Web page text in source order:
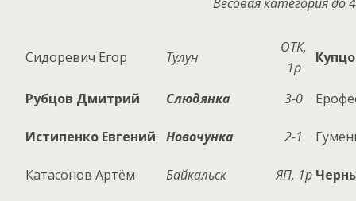
Весовая категория до
Сидоревич Егор Тулун
ОТК,
1р
Рубцов Дмитрий Слюдянка 3-0
Истипенко Евгений Новочунка 2-1
Катасонов Артём Байкальск ЯП, 1р